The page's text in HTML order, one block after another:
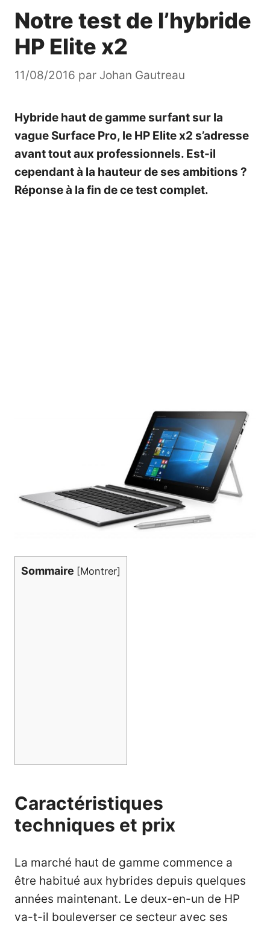
Notre test de l’hybride
HP Elite x2
11/08/2016 par Johan Gautreau
Hybride haut de gamme surfant sur la
vague Surface Pro, le HP Elite x2 s’adresse
avant tout aux professionnels. Est-il
cependant à la hauteur de ses ambitions ?
Réponse à la fin de ce test complet.
Sommaire [Montrer]
Caractéristiques
techniques et prix
La marché haut de gamme commence a
être habitué aux hybrides depuis quelques
années maintenant. Le deux-en-un de HP
va-t-il bouleverser ce secteur avec ses